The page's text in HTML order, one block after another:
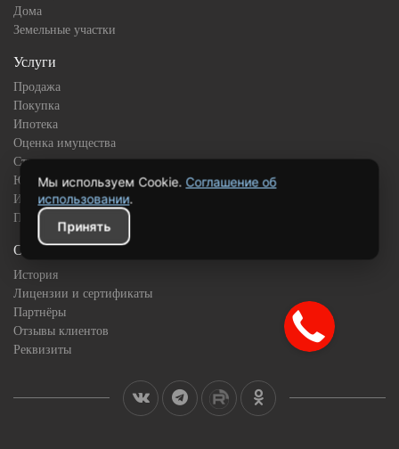
Дома
Земельные участки
Услуги
Продажа
Покупка
Ипотека
Оценка имущества
Страхование
Юридическое сопровождение
Инвестиционная недвижимость
Подбор квартиры в новостройке
О компании
История
Лицензии и сертификаты
Партнёры
Отзывы клиентов
Реквизиты
Мы используем Cookie. Соглашение об
использовании.
Принять